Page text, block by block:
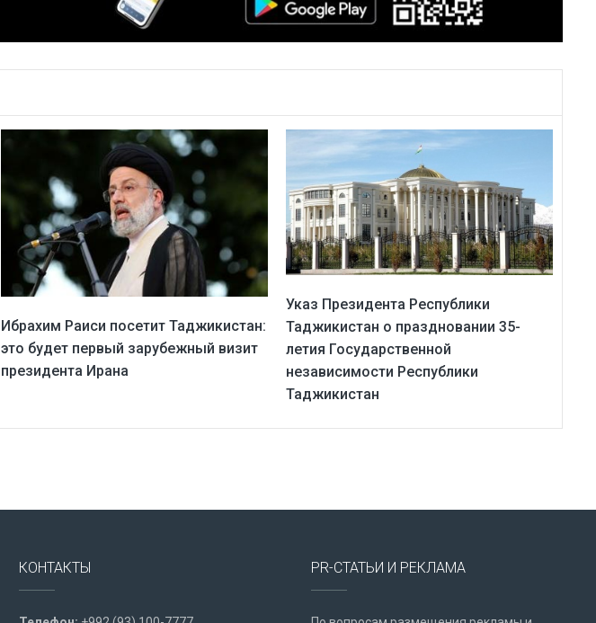
Ибрахим Раиси посетит Таджикистан:
это будет первый зарубежный визит
президента Ирана
Указ Президента Республики
Таджикистан о праздновании 35-
летия Государственной
независимости Республики
Таджикистан
КОНТАКТЫ PR-СТАТЬИ И РЕКЛАМА